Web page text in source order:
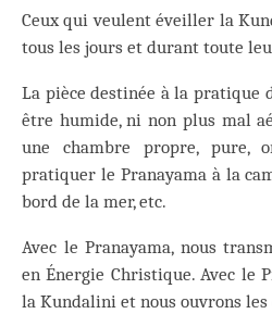
Ceux qui veulent éveiller la
tous les jours et durant toute
La pièce destinée à la pratique
être humide, ni non plus mal
une chambre propre, pure,
pratiquer le Pranayama à la
bord de la mer, etc.
Avec le Pranayama, nous
en Énergie Christique. Avec le
la Kundalini et nous ouvrons